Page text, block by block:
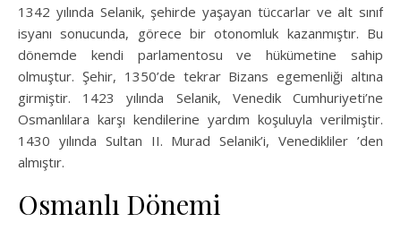
1342 yılında Selanik, şehirde yaşayan tüccarlar ve alt sınıf
isyanı sonucunda, görece bir otonomluk kazanmıştır. Bu
dönemde kendi parlamentosu ve hükümetine sahip
olmuştur. Şehir, 1350’de tekrar Bizans egemenliği altına
girmiştir. 1423 yılında Selanik, Venedik Cumhuriyeti’ne
Osmanlılara karşı kendilerine yardım koşuluyla verilmiştir.
1430 yılında Sultan II. Murad Selanik’i, Venedikliler ’den
almıştır.
Osmanlı Dönemi